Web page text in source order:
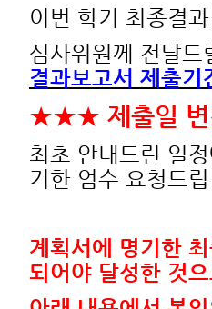
이번 학기 최종결
심사위원께 전달
결과보고서 제출
★★★ 제출일
최초 안내드린 일
기한 엄수 요청드
계획서에 명기한
되어야 달성한 것